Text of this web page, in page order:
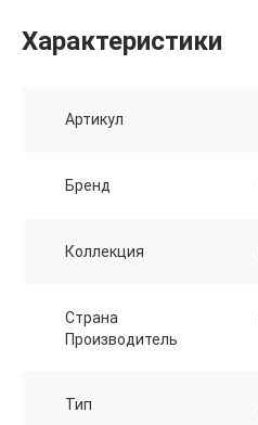
Характеристики
Артикул
Бренд
Коллекция
Страна
Производитель
Тип